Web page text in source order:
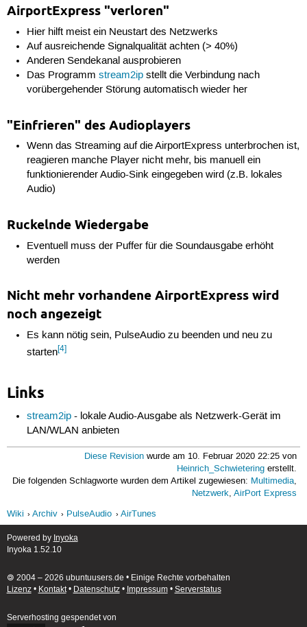
AirportExpress "verloren"
Hier hilft meist ein Neustart des Netzwerks
Auf ausreichende Signalqualität achten (> 40%)
Anderen Sendekanal ausprobieren
Das Programmstream2ip stellt die Verbindung nach
vorübergehender Störung automatisch wieder her
"Einfrieren" des Audioplayers
Wenn das Streaming auf die AirportExpress unterbrochen ist,
reagieren manche Player nicht mehr, bis manuell ein
funktionierender Audio-Sink eingegeben wird (z.B. lokales
Audio)
Ruckelnde Wiedergabe
Eventuell muss der Puffer für die Soundausgabe erhöht
werden
Nicht mehr vorhandene AirportExpress wird
noch angezeigt
Es kann nötig sein, PulseAudio zu beenden und neu zu
starten[4]
Links
stream2ip - lokale Audio-Ausgabe als Netzwerk-Gerät im
LAN/WLAN anbieten
Diese Revision wurde am 10. Februar 2020 22:25 von
Heinrich_Schwietering erstellt.
Die folgenden Schlagworte wurden dem Artikel zugewiesen: Multimedia,
Netzwerk,AirPort Express
Wiki
Archiv PulseAudio AirTunes
Powered by Inyoka
Inyoka 1.52.10
🄯 2004 – 2026 ubuntuusers.de • Einige Rechte vorbehalten
Lizenz• Kontakt• Datenschutz• Impressum• Serverstatus
Serverhosting gespendet von